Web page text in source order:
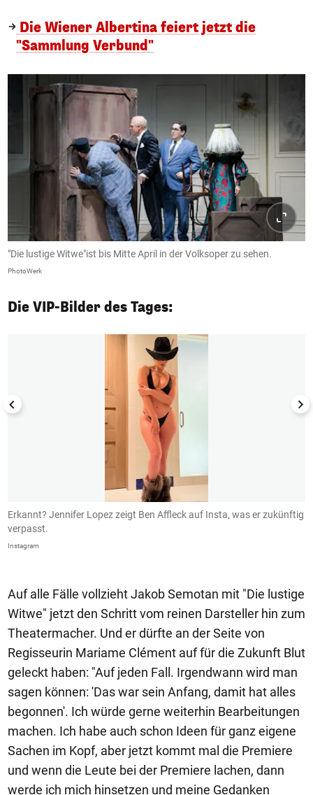
Die Wiener Albertina feiert jetzt die
"Sammlung Verbund"
"Die lustige Witwe"ist bis Mitte April in der Volksoper zu sehen.
PhotoWerk
Die VIP-Bilder des Tages:
1/50
Erkannt? Jennifer Lopez zeigt Ben Affleck auf Insta, was er zukünftig
verpasst.
Instagram
Auf alle Fälle vollzieht Jakob Semotan mit "Die lustige
Witwe" jetzt den Schritt vom reinen Darsteller hin zum
Theatermacher. Und er dürfte an der Seite von
Regisseurin Mariame Clément auf für die Zukunft Blut
geleckt haben: "Auf jeden Fall. Irgendwann wird man
sagen können: 'Das war sein Anfang, damit hat alles
begonnen'. Ich würde gerne weiterhin Bearbeitungen
machen. Ich habe auch schon Ideen für ganz eigene
Sachen im Kopf, aber jetzt kommt mal die Premiere
und wenn die Leute bei der Premiere lachen, dann
werde ich mich hinsetzen und meine Gedanken